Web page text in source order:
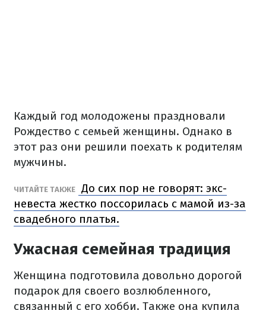
Каждый год молодожены праздновали
Рождество с семьей женщины. Однако в
этот раз они решили поехать к родителям
мужчины.
ЧИТАЙТЕ ТАКЖЕ
До сих пор не говорят: экс-
невеста жестко поссорилась с мамой из-за
свадебного платья.
Ужасная семейная традиция
Женщина подготовила довольно дорогой
подарок для своего возлюбленного,
связанный с его хобби. Также она купила